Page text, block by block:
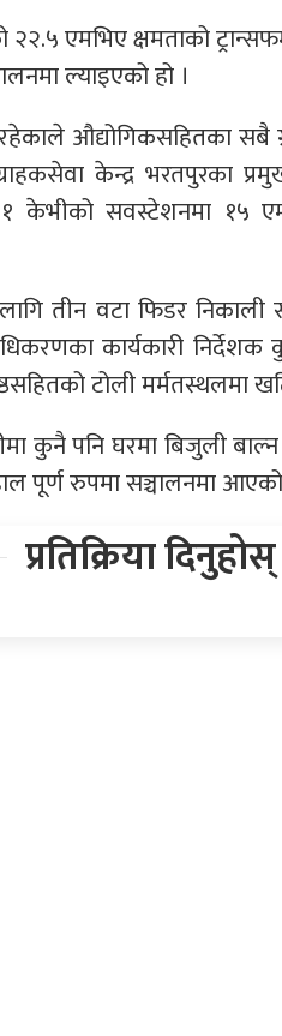
एमभिए क्षमताको
ल्याइएको हो ।
औद्योगिकसहितका सबै
केन्द्र भरतपुरका
केभीको सवस्टेशनमा १५
तीन वटा फिडर
कार्यकारी
टोली मर्मतस्थलमा
कुनै पनि घरमा बिजुली
रुपमा सञ्चालनमा आएको
प्रतिक्रिया दिनुहोस्